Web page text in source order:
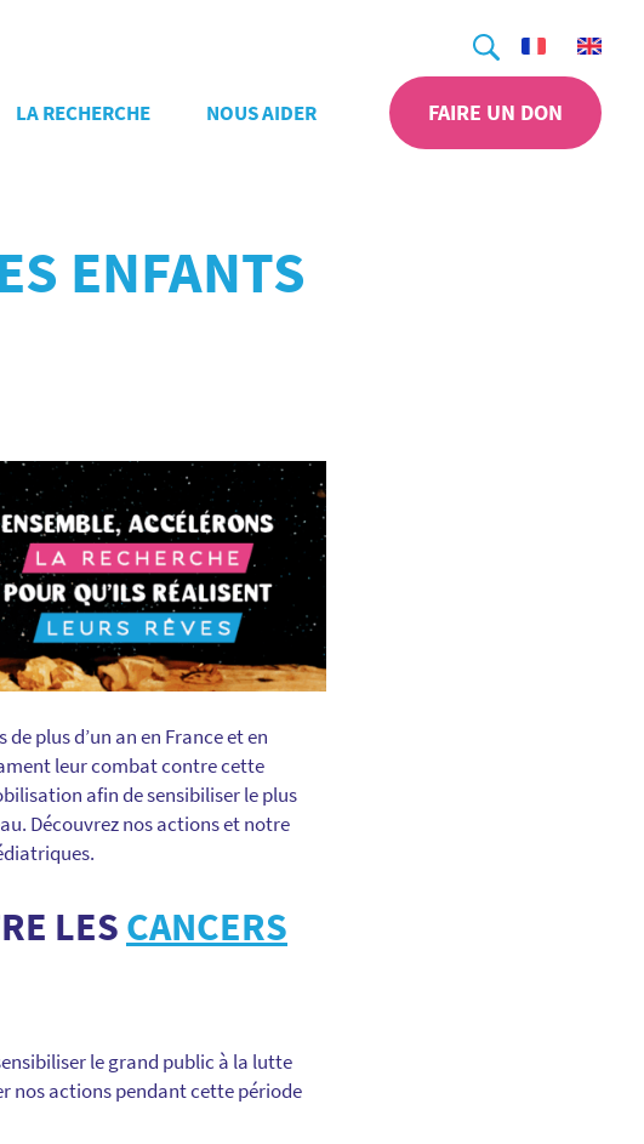
Recherche
LA RECHERCHE NOUS AIDER FAIRE UN DON
ENFANTS
plus d’un an en France et en
leur combat contre cette
afin de sensibiliser le plus
Découvrez nos actions et notre
LES CANCERS
le grand public à la lutte
nos actions pendant cette période